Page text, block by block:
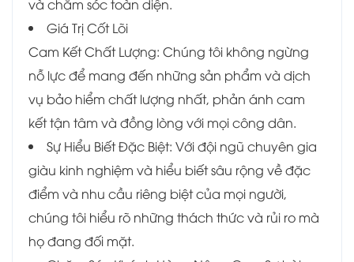
và chăm sóc toàn diện.
Giá Trị Cốt Lõi
Cam Kết Chất Lượng: Chúng tôi không ngừng
nỗ lực để mang đến những sản phẩm và dịch
vụ bảo hiểm chất lượng nhất, phản ánh cam
kết tận tâm và đồng lòng với mọi công dân.
Sự Hiểu Biết Đặc Biệt: Với đội ngũ chuyên gia
giàu kinh nghiệm và hiểu biết sâu rộng về đặc
điểm và nhu cầu riêng biệt của mọi người,
chúng tôi hiểu rõ những thách thức và rủi ro mà
họ đang đối mặt.